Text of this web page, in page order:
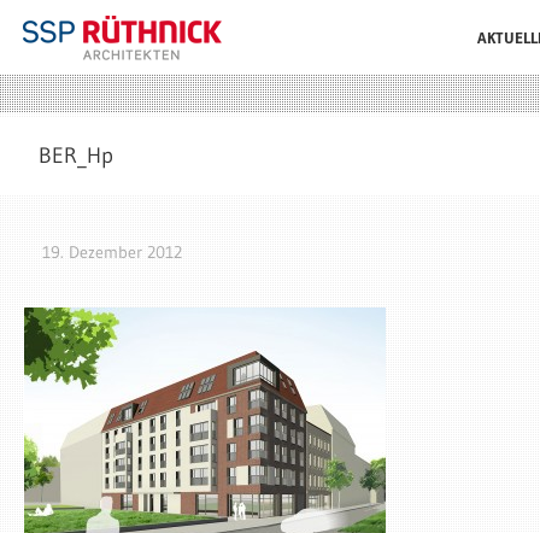
BER_Hp
19. Dezember 2012